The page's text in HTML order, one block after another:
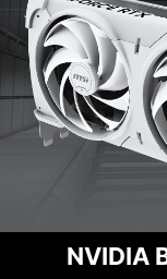
NVIDIA